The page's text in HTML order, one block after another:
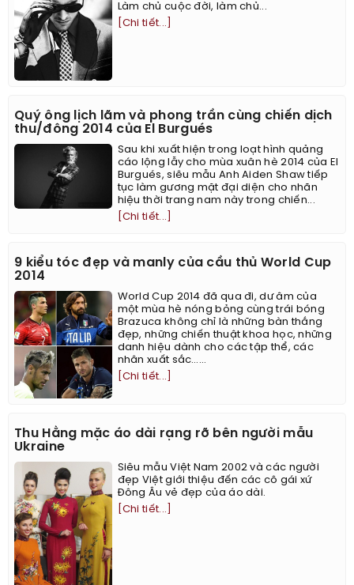
Làm chủ cuộc đời, làm chủ...
[Chi tiết...]
Quý ông lịch lãm và phong trần cùng chiến dịch
thu/đông 2014 của El Burgués
Sau khi xuất hiện trong loạt hình quảng
cáo lộng lẫy cho mùa xuân hè 2014 của El
Burgués, siêu mẫu Anh Aiden Shaw tiếp
tục làm gương mặt đại diện cho nhãn
hiệu thời trang nam này trong chiến...
[Chi tiết...]
9 kiểu tóc đẹp và manly của cầu thủ World Cup
2014
World Cup 2014 đã qua đi, dư âm của
một mùa hè nóng bỏng cùng trái bóng
Brazuca không chỉ là những bàn thắng
đẹp, những chiến thuật khoa học, những
danh hiệu dành cho các tập thể, các
nhân xuất sắc…...
[Chi tiết...]
Thu Hằng mặc áo dài rạng rỡ bên người mẫu
Ukraine
Siêu mẫu Việt Nam 2002 và các người
đẹp Việt giới thiệu đến các cô gái xứ
Đông Âu vẻ đẹp của áo dài.
[Chi tiết...]